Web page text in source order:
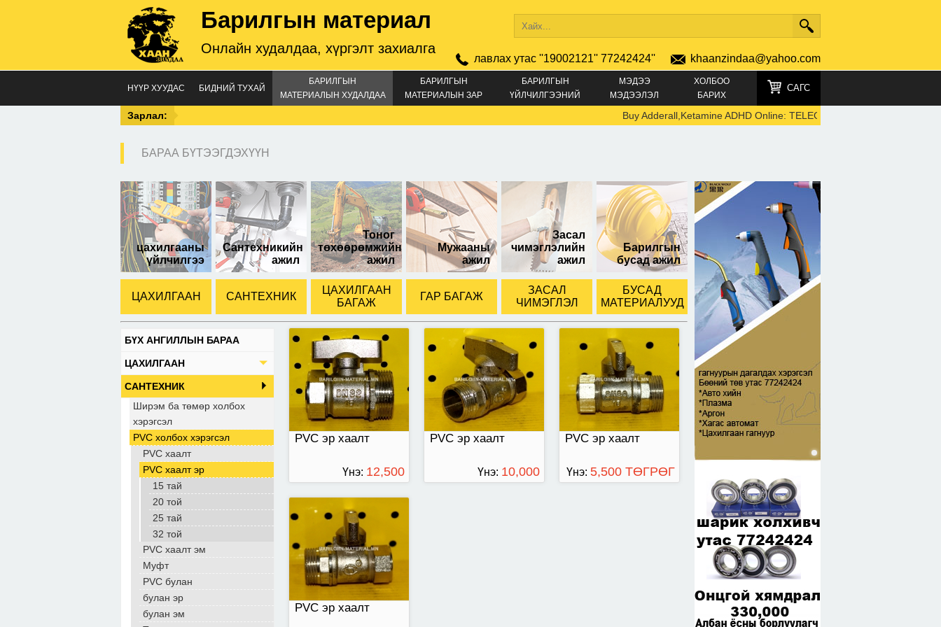
Барилгын материал
Онлайн худалдаа, хүргэлт захиалга
лавлах утас ''19002121'' 77242424'' khaanzindaa@yahoo.com
НҮҮР ХУУДАС БИДНИЙ ТУХАЙ
БАРИЛГЫН
МАТЕРИАЛЫН ХУДАЛДАА
БАРИЛГЫН
МАТЕРИАЛЫН ЗАР
БАРИЛГЫН
ҮЙЛЧИЛГЭЭНИЙ
МЭДЭЭ
МЭДЭЭЛЭЛ
ХОЛБОО
БАРИХ
САГС
Зарлал: Buy Adderall,Ketamine ADHD Online: TELEGRAM +4915219692792)
БАРАА БҮТЭЭГДЭХҮҮН
цахилгааны
үйлчилгээ
Сантехникийн
ажил
Тоног
төхөөрөмжийн
ажил
Мужааны
ажил
Засал
чимэглэлийн
ажил
Барилгын
бусад ажил
ЦАХИЛГААН САНТЕХНИК
ЦАХИЛГААН
БАГАЖ
ГАР БАГАЖ
ЗАСАЛ
ЧИМЭГЛЭЛ
БУСАД
МАТЕРИАЛУУД
БҮХ АНГИЛЛЫН БАРАА
ЦАХИЛГААН
САНТЕХНИК
Ширэм ба төмөр холбох
хэрэгсэл
PVC холбох хэрэгсэл
PVC хаалт
PVC хаалт эр
15 тай
20 той
25 тай
32 той
PVC хаалт эм
Муфт
PVC булан
булан эр
булан эм
PVC эр хаалт
32-той.
Үнэ: 12,500
ТӨГРӨГ
PVC эр хаалт
25-тай
Үнэ: 10,000
PVC эр хаалт
20-той.
Үнэ: 5,500 ТӨГРӨГ
PVC эр хаалт
15-тай